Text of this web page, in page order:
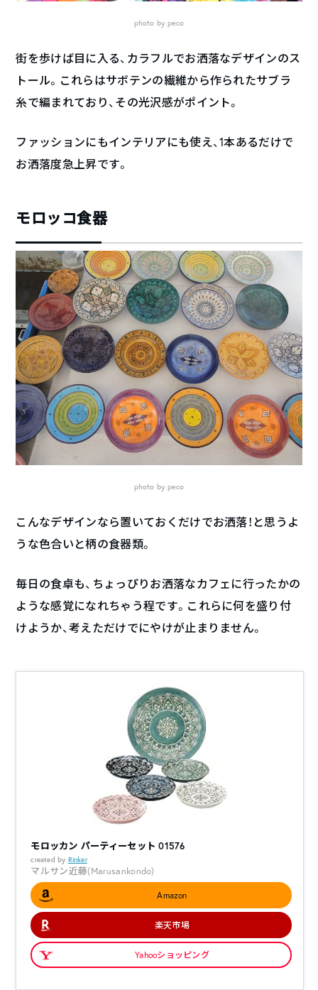
photo by peco
街を歩けば目に入る、カラフルでお洒落なデザインのス
トール。これらはサボテンの繊維から作られたサブラ
糸で編まれており、その光沢感がポイント。
ファッションにもインテリアにも使え、1本あるだけで
お洒落度急上昇です。
モロッコ食器
photo by peco
こんなデザインなら置いておくだけでお洒落！と思うよ
うな色合いと柄の食器類。
毎日の食卓も、ちょっぴりお洒落なカフェに行ったかの
ような感覚になれちゃう程です。これらに何を盛り付
けようか、考えただけでにやけが止まりません。
モロッカン パーティーセット 01576
created by Rinker
マルサン近藤(Marusankondo)
Amazon
楽天市場
Yahooショッピング